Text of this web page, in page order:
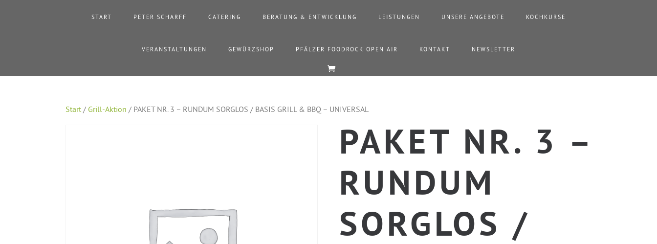
START PETER SCHARFF CATERING BERATUNG & ENTWICKLUNG LEISTUNGEN UNSERE ANGEBOTE KOCHKURSE
VERANSTALTUNGEN GEWÜRZSHOP PFÄLZER FOODROCK OPEN AIR KONTAKT NEWSLETTER
Start/ Grill-Aktion / PAKET NR. 3 – RUNDUM SORGLOS / BASIS GRILL & BBQ – UNIVERSAL
PAKET NR. 3 –
RUNDUM
SORGLOS /